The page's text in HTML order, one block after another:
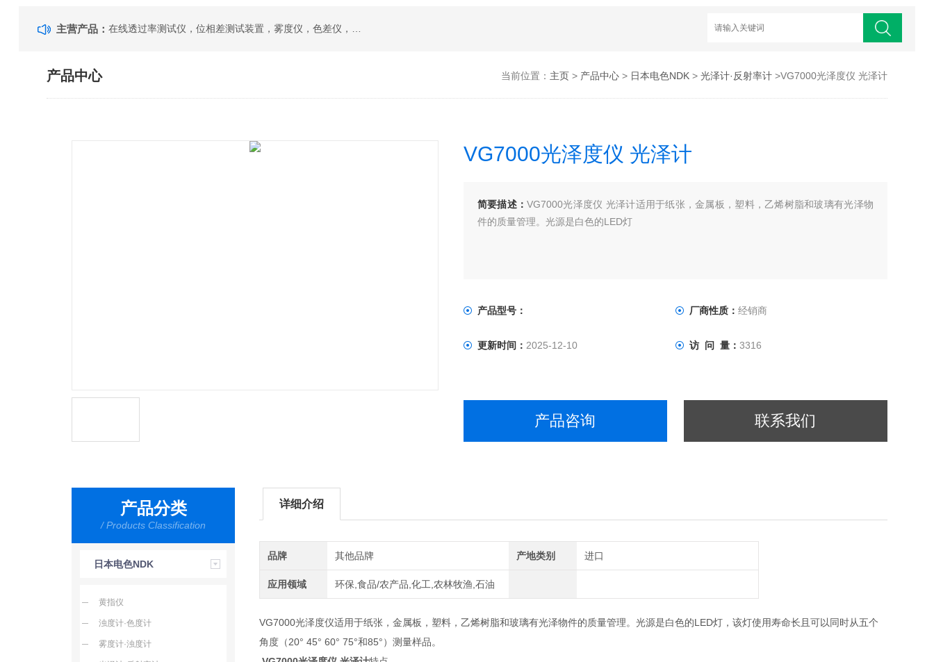
主营产品：
产品中心 当前位置： 主页> 产品中心> 日本电色NDK> 光泽计·反射率计>VG7000光泽度仪 光泽计
VG7000光泽度仪 光泽计
简要描述：VG7000光泽度仪 光泽计适用于纸张，金属板，塑料，乙烯树脂和玻璃有光泽物
件的质量管理。光源是白色的LED灯
产品型号： 厂商性质： 经销商
更新时间： 2025-12-10 访 问 量： 3316
产品咨询 联系我们
产品分类
/ Products Classification
日本电色NDK
黄指仪
浊度计·色度计
雾度计·浊度计
详细介绍
品牌 其他品牌 产地类别 进口
应用领域 环保,食品/农产品,化工,农林牧渔,石油
VG7000光泽度仪适用于纸张，金属板，塑料，乙烯树脂和玻璃有光泽物件的质量管理。光源是白色的LED灯，该灯使用寿命长且可以同时从五个
角度（20° 45° 60° 75°和85°）测量样品。